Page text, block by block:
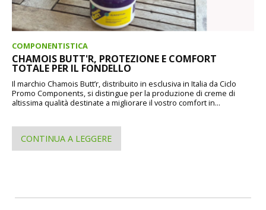
COMPONENTISTICA
CHAMOIS BUTT'R, PROTEZIONE E COMFORT
TOTALE PER IL FONDELLO
Il marchio Chamois Butt’r, distribuito in esclusiva in Italia da Ciclo
Promo Components, si distingue per la produzione di creme di
altissima qualità destinate a migliorare il vostro comfort in...
CONTINUA A LEGGERE